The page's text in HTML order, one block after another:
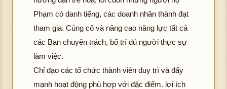
Phạm có danh tiếng, các doanh nhân thành đạt
tham gia. Củng cố và nâng cao năng lực tất cả
các Ban chuyên trách, bố trí đủ người thực sự
làm việc.
Chỉ đạo các tổ chức thành viên duy trì và đẩy
mạnh hoạt động phù hợp với đặc điểm. lợi ích